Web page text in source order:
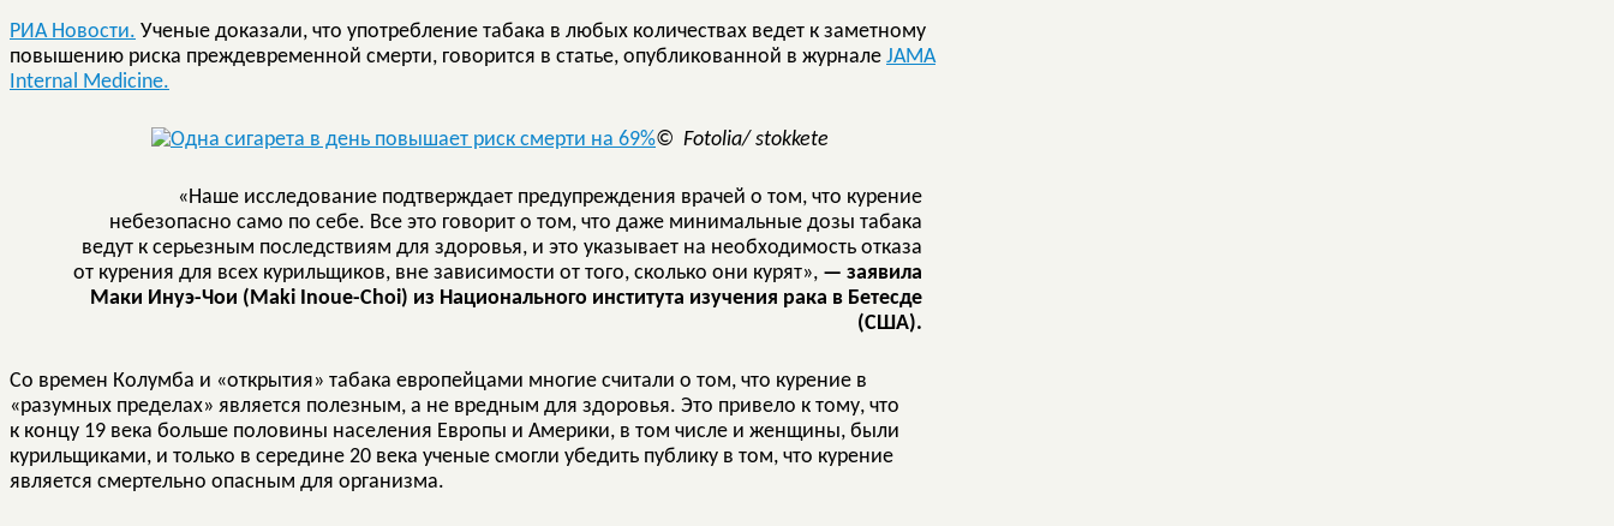
РИА Новости. Ученые доказали, что употребление табака в любых количествах ведет к заметному
повышению риска преждевременной смерти, говорится в статье, опубликованной в журнале JAMA
Internal Medicine.
© Fotolia/ stokkete
«Наше исследование подтверждает предупреждения врачей о том, что курение
небезопасно само по себе. Все это говорит о том, что даже минимальные дозы табака
ведут к серьезным последствиям для здоровья, и это указывает на необходимость отказа
от курения для всех курильщиков, вне зависимости от того, сколько они курят», — заявила
Маки Инуэ-Чои (Maki Inoue-Choi) из Национального института изучения рака в Бетесде
(США).
Со времен Колумба и «открытия» табака европейцами многие считали о том, что курение в
«разумных пределах» является полезным, а не вредным для здоровья. Это привело к тому, что
к концу 19 века больше половины населения Европы и Америки, в том числе и женщины, были
курильщиками, и только в середине 20 века ученые смогли убедить публику в том, что курение
является смертельно опасным для организма.